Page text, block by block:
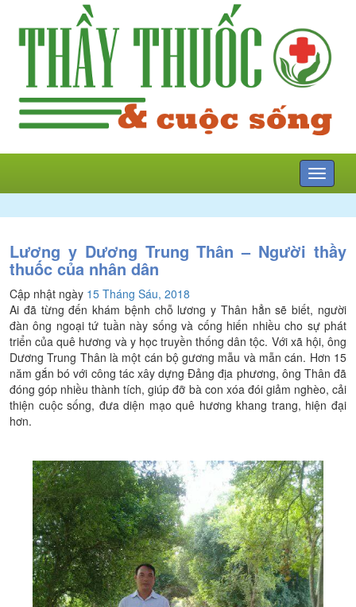
Mở
menu
Lương y Dương Trung Thân – Người thầy
thuốc của nhân dân
Cập nhật ngày 15 Tháng Sáu, 2018
Ai đã từng đến khám bệnh chỗ lương y Thân hẳn sẽ biết, người
đàn ông ngoại tứ tuần này sống và cống hiến nhiều cho sự phát
triển của quê hương và y học truyền thống dân tộc. Với xã hội, ông
Dương Trung Thân là một cán bộ gương mẫu và mẫn cán. Hơn 15
năm gắn bó với công tác xây dựng Đảng địa phương, ông Thân đã
đóng góp nhiều thành tích, giúp đỡ bà con xóa đói giảm nghèo, cải
thiện cuộc sống, đưa diện mạo quê hương khang trang, hiện đại
hơn.